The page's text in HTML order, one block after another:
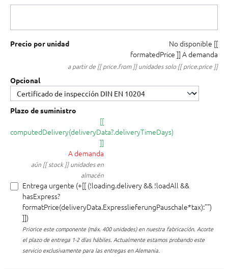
Precio por unidad No disponible [[
formatedPrice ]] A demanda
a partir de [[ price.from ]] unidades solo [[ price.price ]]
Opcional
Plazo de suministro
[[
computedDelivery(deliveryData?.deliveryTimeDays)
]]
A demanda
aún [[ stock ]] unidades en
almacén
Entrega urgente (+[[ (!loading.delivery && !loadAll &&
hasExpress?
formatPrice(deliveryData.ExpresslieferungPauschale*tax):"")
]])
Priorice este componente (máx. 400 unidades) en nuestra fabricación. Acorte
el plazo de entrega 1-2 días hábiles. Actualmente estamos probando este
servicio exclusivamente para las entregas en Alemania.